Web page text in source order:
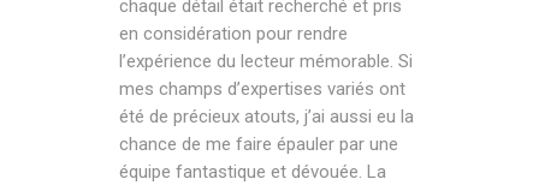
chaque détail était recherché et pris
en considération pour rendre
l’expérience du lecteur mémorable. Si
mes champs d’expertises variés ont
été de précieux atouts, j’ai aussi eu la
chance de me faire épauler par une
équipe fantastique et dévouée. La